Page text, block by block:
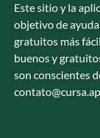
Este sitio y la
objetivo de
gratuitos más
buenos y
son conscientes